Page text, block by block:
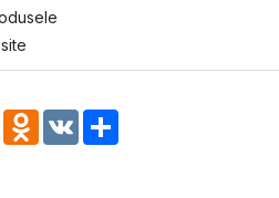
TelegramOdnoklassniki
VK